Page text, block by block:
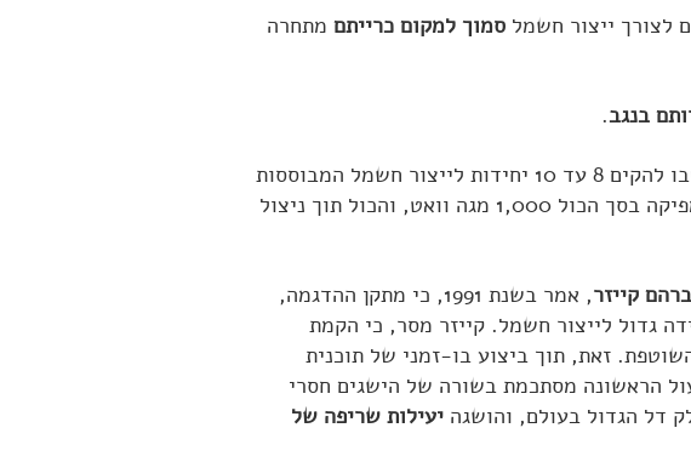
לצורך ייצור חשמל סמוך למקום כרייתם מתחרה
בנגב.
מתברר, כי בעקבות הצלחת תחנת ההדגמה, שייצרה יותר חשמל מן המתוכנן, חשבו להקים 8 עד 10 יחידות לייצור חשמל המבוססות
על פצלי שמן, 120 מגה וואט כל אחת, אשר ביחד יהוו תשלובת של תחנת כוח המפיקה בסך הכול 1,000 מגה וואט, והכול תוך ניצול
קייזר
, אמר בשנת 1991, כי מתקן ההדגמה,
גדול לייצור חשמל. קייזר מסר, כי הקמת
ולאחר תקופת הרצה, החלה באפריל 1990 ההפעלה השוטפת. זאת, תוך ביצוע בו-זמני של תוכנית
הראשונה מסתכמת בשורה של הישגים חסרי
דל הגדול בעולם, והושגה יעילות שריפה של